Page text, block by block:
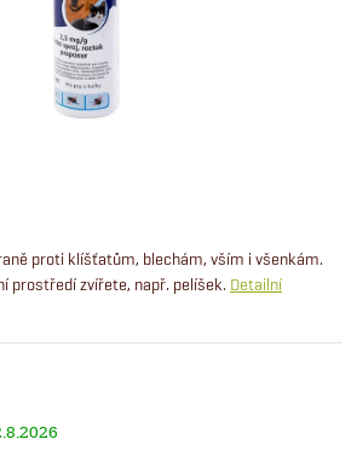
proti klíšťatům, blechám, vším i všenkám.
prostředí zvířete, např. pelíšek. Detailní